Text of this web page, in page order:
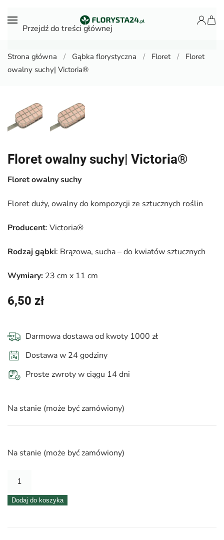
Przejdź do treści głównej
Strona główna Gąbka florystyczna Floret
Floret
owalny suchy| Victoria®
Floret owalny suchy| Victoria®
Floret owalny suchy
Floret duży, owalny do kompozycji ze sztucznych roślin
Producent: Victoria®
Rodzaj gąbki: Brązowa, sucha – do kwiatów sztucznych
Wymiary: 23 cm x 11 cm
6,50 zł
Darmowa dostawa od kwoty 1000 zł
Dostawa w 24 godziny
Proste zwroty w ciągu 14 dni
Na stanie (może być zamówiony)
Na stanie (może być zamówiony)
ilość
owalny
Dodaj do koszyka